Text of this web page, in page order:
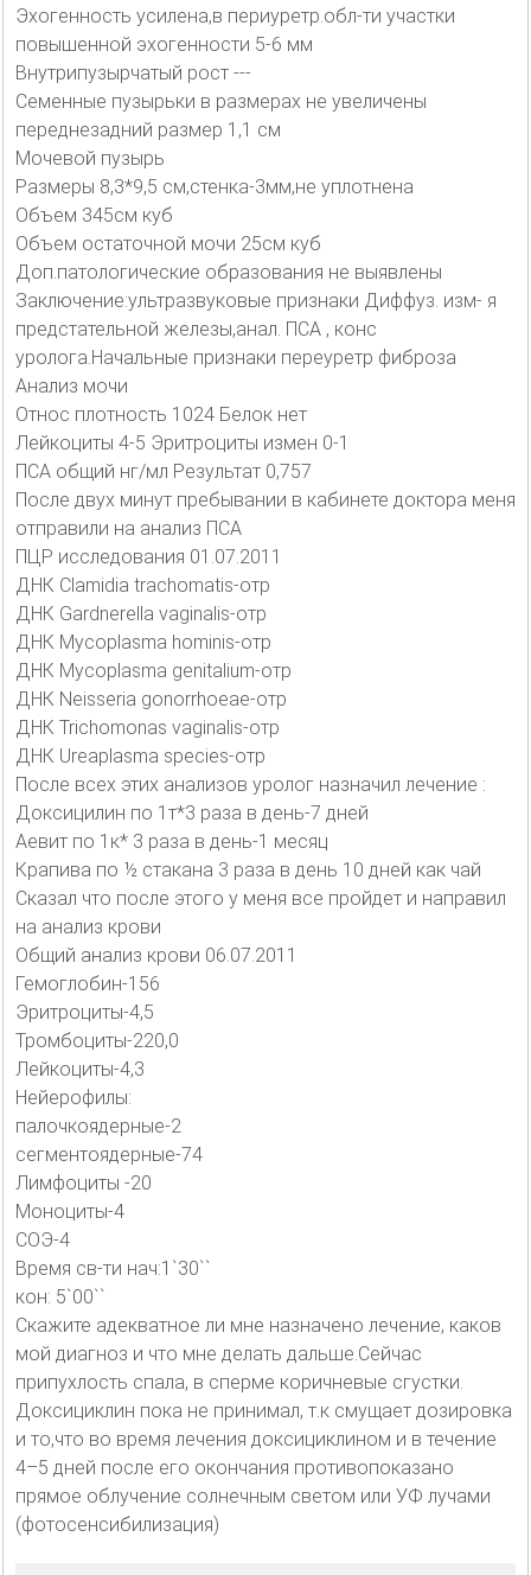
Эхогенность усилена,в периуретр.обл-ти участки
повышенной эхогенности 5-6 мм
Внутрипузырчатый рост ---
Семенные пузырьки в размерах не увеличены
переднезадний размер 1,1 см
Мочевой пузырь
Размеры 8,3*9,5 см,стенка-3мм,не уплотнена
Объем 345см куб
Объем остаточной мочи 25см куб
Доп.патологические образования не выявлены
Заключение:ультразвуковые признаки Диффуз. изм- я
предстательной железы,анал. ПСА , конс
уролога.Начальные признаки переуретр фиброза
Анализ мочи
Относ плотность 1024 Белок нет
Лейкоциты 4-5 Эритроциты измен 0-1
ПСА общий нг/мл Результат 0,757
После двух минут пребывании в кабинете доктора меня
отправили на анализ ПСА
ПЦР исследования 01.07.2011
ДНК Clamidia trachomatis-отр
ДНК Gardnerella vaginalis-отр
ДНК Mycoplasma hominis-отр
ДНК Mycoplasma genitalium-отр
ДНК Neisseria gonorrhoeae-отр
ДНК Trichomonas vaginalis-отр
ДНК Ureaplasma species-отр
После всех этих анализов уролог назначил лечение :
Доксицилин по 1т*3 раза в день-7 дней
Аевит по 1к* 3 раза в день-1 месяц
Крапива по ½ стакана 3 раза в день 10 дней как чай
Сказал что после этого у меня все пройдет и направил
на анализ крови
Общий анализ крови 06.07.2011
Гемоглобин-156
Эритроциты-4,5
Тромбоциты-220,0
Лейкоциты-4,3
Нейерофилы:
палочкоядерные-2
сегментоядерные-74
Лимфоциты -20
Моноциты-4
СОЭ-4
Время св-ти нач:1`30``
кон: 5`00``
Скажите адекватное ли мне назначено лечение, каков
мой диагноз и что мне делать дальше.Сейчас
припухлость спала, в сперме коричневые сгустки.
Доксициклин пока не принимал, т.к смущает дозировка
и то,что во время лечения доксициклином и в течение
4–5 дней после его окончания противопоказано
прямое облучение солнечным светом или УФ лучами
(фотосенсибилизация)